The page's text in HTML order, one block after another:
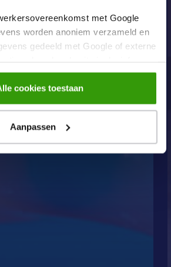
met Google
worden anoniem verzameld en
gedeeld met Google of externe
Vink dan alle vakjes aan. Je kunt
aanpassen middels
cookies toestaan
Aanpassen